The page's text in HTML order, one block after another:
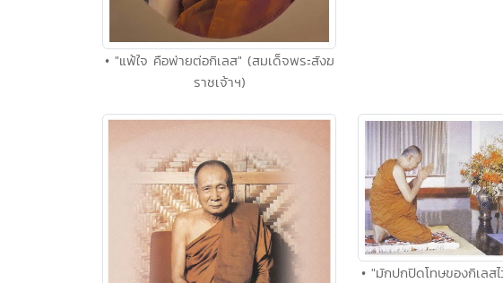
• "แพ้ใจ คือพ่ายต่อกิเลส" (สมเด็จพระสังฆ
ราชเจ้าฯ)
• "มักปกปิดโทษของกิเลส